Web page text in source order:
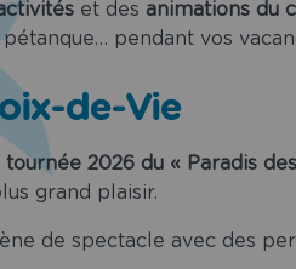
et des animations du
pendant vos
de-Vie
tournée 2026 du « Paradis
grand plaisir.
de spectacle avec des